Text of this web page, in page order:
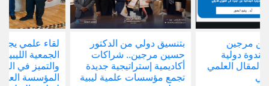
بتنسيق دولي من الدكتور
حسين مرجين.. شراكات
أكاديمية إستراتيجية جديدة
تجمع مؤسسات علمية ليبية
لقاء علمي يجمع رئيس
الجمعية الليبية للجودة
والتميز في التعليم ورئيس
المؤسسة العربية العالمية